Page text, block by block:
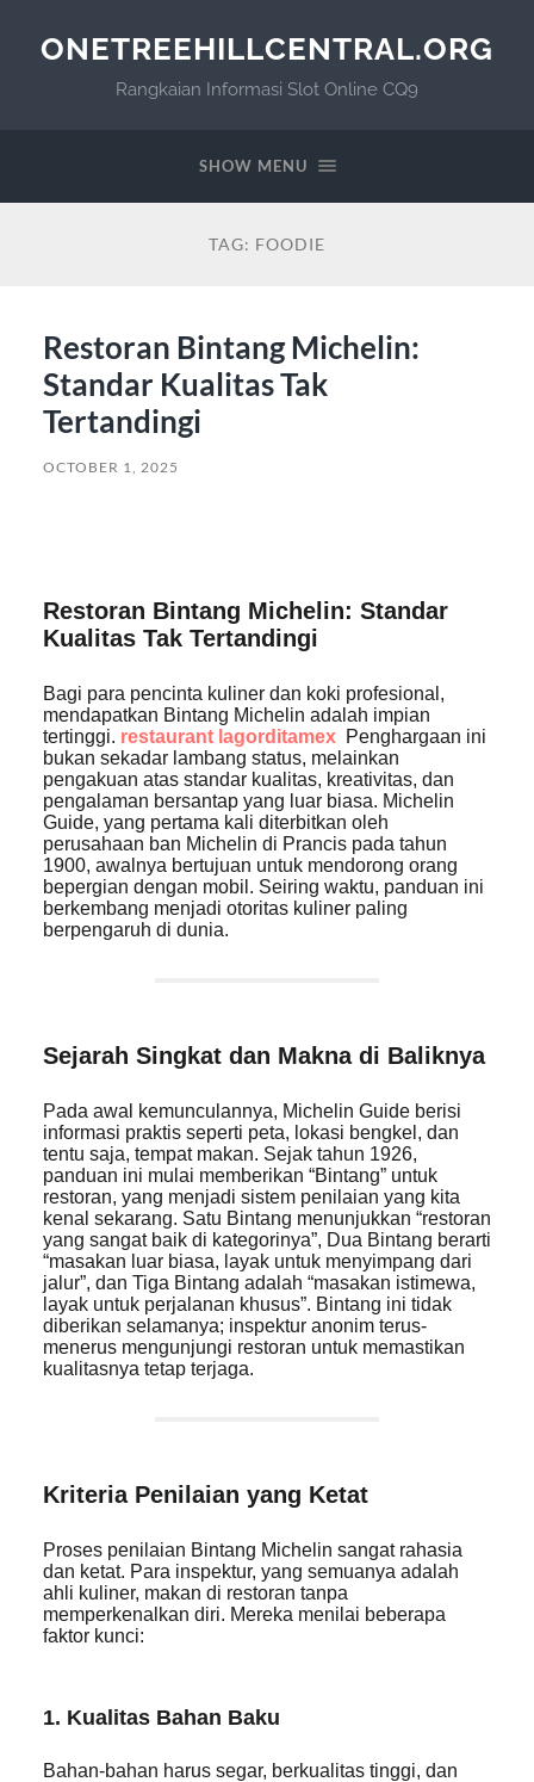
ONETREEHILLCENTRAL.ORG
Rangkaian Informasi Slot Online CQ9
SHOW MENU
TAG: FOODIE
Restoran Bintang Michelin:
Standar Kualitas Tak
Tertandingi
OCTOBER 1, 2025
Restoran Bintang Michelin: Standar
Kualitas Tak Tertandingi
Bagi para pencinta kuliner dan koki profesional,
mendapatkan Bintang Michelin adalah impian
tertinggi. restaurant lagorditamexPenghargaan ini
bukan sekadar lambang status, melainkan
pengakuan atas standar kualitas, kreativitas, dan
pengalaman bersantap yang luar biasa. Michelin
Guide, yang pertama kali diterbitkan oleh
perusahaan ban Michelin di Prancis pada tahun
1900, awalnya bertujuan untuk mendorong orang
bepergian dengan mobil. Seiring waktu, panduan ini
berkembang menjadi otoritas kuliner paling
berpengaruh di dunia.
Sejarah Singkat dan Makna di Baliknya
Pada awal kemunculannya, Michelin Guide berisi
informasi praktis seperti peta, lokasi bengkel, dan
tentu saja, tempat makan. Sejak tahun 1926,
panduan ini mulai memberikan “Bintang” untuk
restoran, yang menjadi sistem penilaian yang kita
kenal sekarang. Satu Bintang menunjukkan “restoran
yang sangat baik di kategorinya”, Dua Bintang berarti
“masakan luar biasa, layak untuk menyimpang dari
jalur”, dan Tiga Bintang adalah “masakan istimewa,
layak untuk perjalanan khusus”. Bintang ini tidak
diberikan selamanya; inspektur anonim terus-
menerus mengunjungi restoran untuk memastikan
kualitasnya tetap terjaga.
Kriteria Penilaian yang Ketat
Proses penilaian Bintang Michelin sangat rahasia
dan ketat. Para inspektur, yang semuanya adalah
ahli kuliner, makan di restoran tanpa
memperkenalkan diri. Mereka menilai beberapa
faktor kunci:
1. Kualitas Bahan Baku
Bahan-bahan harus segar, berkualitas tinggi, dan